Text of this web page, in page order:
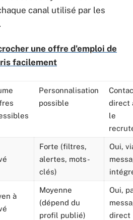
canal utilisé par les
une offre d'emploi de
facilement
Personnalisation
possible
direct
le
Forte (filtres,
alertes, mots-
clés)
Oui,
à
Moyenne
(dépend du
profil publié)
Oui,
direct